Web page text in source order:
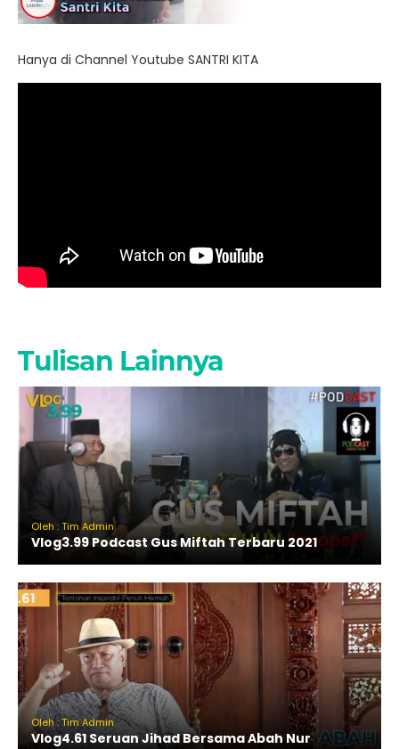
Hanya di Channel Youtube SANTRI KITA
Tulisan Lainnya
Oleh : Tim Admin
Vlog3.99 Podcast Gus Miftah Terbaru 2021
Oleh : Tim Admin
Vlog4.61 Seruan Jihad Bersama Abah Nur